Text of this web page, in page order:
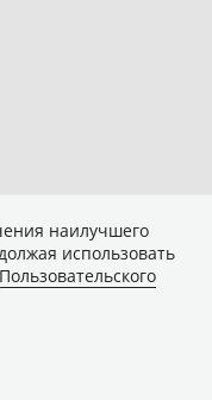
наилучшего
использовать
Пользовательского